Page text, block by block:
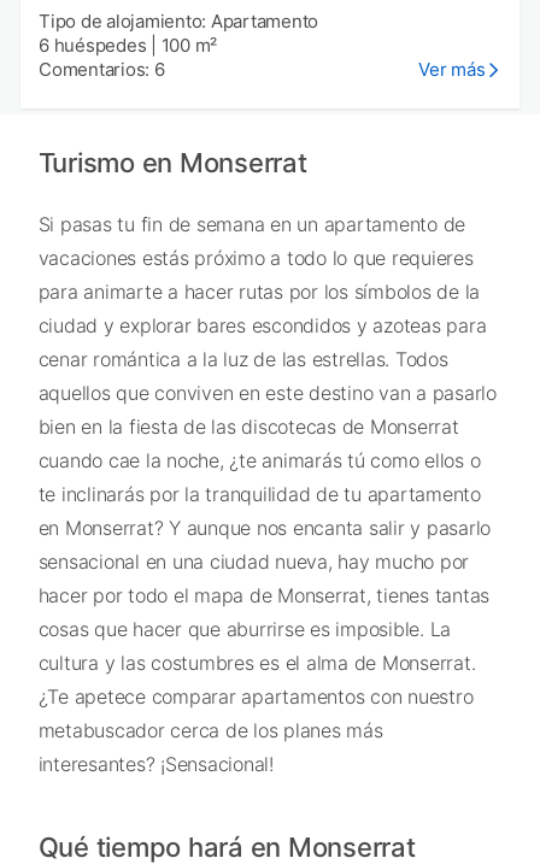
Tipo de alojamiento: Apartamento
6 huéspedes
100 m²
Comentarios: 6
Ver más
Turismo en Monserrat
Si pasas tu fin de semana en un apartamento de
vacaciones estás próximo a todo lo que requieres
para animarte a hacer rutas por los símbolos de la
ciudad y explorar bares escondidos y azoteas para
cenar romántica a la luz de las estrellas. Todos
aquellos que conviven en este destino van a pasarlo
bien en la fiesta de las discotecas de Monserrat
cuando cae la noche, ¿te animarás tú como ellos o
te inclinarás por la tranquilidad de tu apartamento
en Monserrat? Y aunque nos encanta salir y pasarlo
sensacional en una ciudad nueva, hay mucho por
hacer por todo el mapa de Monserrat, tienes tantas
cosas que hacer que aburrirse es imposible. La
cultura y las costumbres es el alma de Monserrat.
¿Te apetece comparar apartamentos con nuestro
metabuscador cerca de los planes más
interesantes? ¡Sensacional!
Qué tiempo hará en Monserrat